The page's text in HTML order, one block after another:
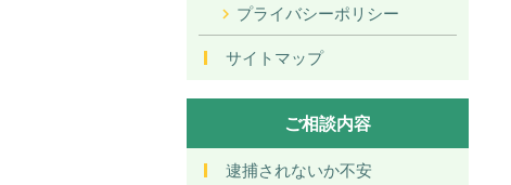
プライバシーポリシー
サイトマップ
ご相談内容
逮捕されないか不安